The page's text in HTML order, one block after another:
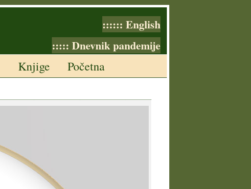
:::::: English
::::: Dnevnik pandemije
Knjige
Početna